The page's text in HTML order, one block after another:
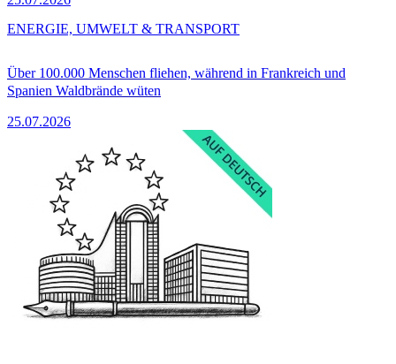
Über 100.000 Menschen fliehen, während in Frankreich und
Spanien Waldbrände wüten
25.07.2026
ENERGIE, UMWELT & TRANSPORT